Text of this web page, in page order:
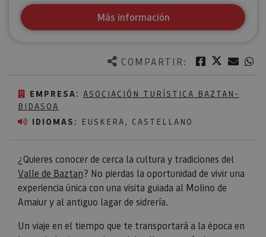
COMPARTIR: Facebook
Twitter
EMPRESA: ASOCIACIÓN TURÍSTICA BAZTAN-
BIDASOA
IDIOMAS: EUSKERA, CASTELLANO
¿Quieres conocer de cerca la cultura y tradiciones del
Valle de Baztan? No pierdas la oportunidad de vivir una
experiencia única con una visita guiada al Molino de
Amaiur y al antiguo lagar de sidrería.
Un viaje en el tiempo que te transportará a la época en
Más información